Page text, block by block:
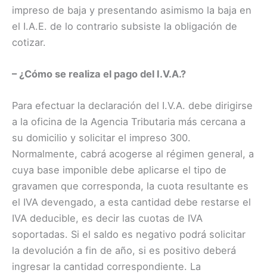
impreso de baja y presentando asimismo la baja en
el I.A.E. de lo contrario subsiste la obligación de
cotizar.
– ¿Cómo se realiza el pago del I.V.A.?
Para efectuar la declaración del I.V.A. debe dirigirse
a la oficina de la Agencia Tributaria más cercana a
su domicilio y solicitar el impreso 300.
Normalmente, cabrá acogerse al régimen general, a
cuya base imponible debe aplicarse el tipo de
gravamen que corresponda, la cuota resultante es
el IVA devengado, a esta cantidad debe restarse el
IVA deducible, es decir las cuotas de IVA
soportadas. Si el saldo es negativo podrá solicitar
la devolución a fin de año, si es positivo deberá
ingresar la cantidad correspondiente. La